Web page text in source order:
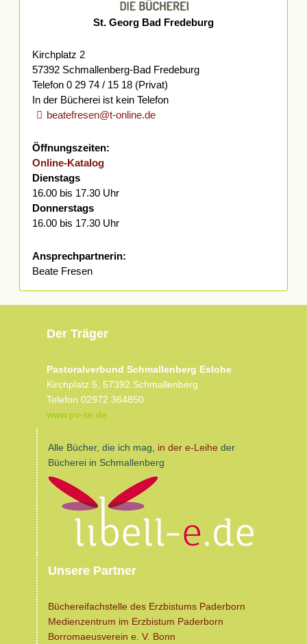
St. Georg Bad Fredeburg
Kirchplatz 2
57392 Schmallenberg-Bad Fredeburg
Telefon 0 29 74 / 15 18 (Privat)
In der Bücherei ist kein Telefon
beatefresen@t-online.de
Öffnungszeiten:
Online-Katalog
Dienstags
16.00 bis 17.30 Uhr
Donnerstags
16.00 bis 17.30 Uhr
Ansprechpartnerin:
Beate Fresen
Der Träger
Pastoralverbund Schmallenberg Eslohe
Kirchplatz 5, 57392 Schmallenberg
Telefon 02972 364850
www.pv-se.de
Alle Bücher, die ich mag, in der e-Leiheder
Bücherei in Schmallenberg
Unsere Partner
Büchereifachstelle des Erzbistums Paderborn
Medienzentrum im Erzbistum Paderborn
Borromaeusverein e. V. Bonn